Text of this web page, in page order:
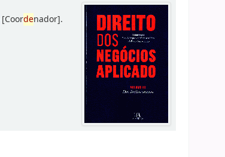
[Coordenador].